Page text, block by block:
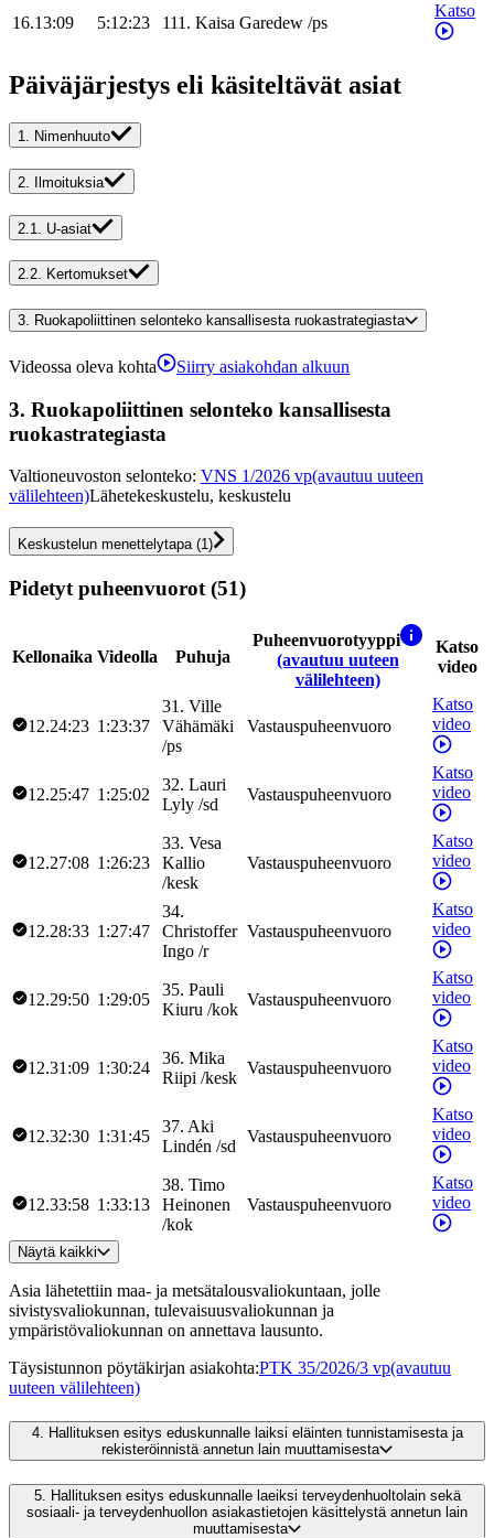
16.13:09 5:12:23 111. Kaisa Garedew /ps
Katso
Päiväjärjestys eli käsiteltävät asiat
1. Nimenhuuto
2. Ilmoituksia
2.1. U-asiat
2.2. Kertomukset
3. Ruokapoliittinen selonteko kansallisesta ruokastrategiasta
Videossa oleva kohta Siirry asiakohdan alkuun
3. Ruokapoliittinen selonteko kansallisesta
ruokastrategiasta
Valtioneuvoston selonteko: VNS 1/2026 vp(avautuu uuteen
välilehteen)Lähetekeskustelu, keskustelu
Keskustelun menettelytapa(1)
Pidetyt puheenvuorot (51)
Kellonaika Videolla Puhuja
Puheenvuorotyyppi
(avautuu uuteen
välilehteen)
Katso
video
12.24:23 1:23:37
31. Ville
Vähämäki
/ps
Vastauspuheenvuoro
Katso
video
12.25:47 1:25:02
32. Lauri
Lyly /sd
Vastauspuheenvuoro
Katso
video
12.27:08 1:26:23
33. Vesa
Kallio
/kesk
Vastauspuheenvuoro
Katso
video
12.28:33 1:27:47
34.
Christoffer
Ingo /r
Vastauspuheenvuoro
Katso
video
12.29:50 1:29:05
35. Pauli
Kiuru /kok
Vastauspuheenvuoro
Katso
video
12.31:09 1:30:24
36. Mika
Riipi /kesk
Vastauspuheenvuoro
Katso
video
12.32:30 1:31:45
37. Aki
Lindén /sd
Vastauspuheenvuoro
Katso
video
12.33:58 1:33:13
38. Timo
Heinonen
/kok
Vastauspuheenvuoro
Katso
video
Näytä kaikki
Asia lähetettiin maa- ja metsätalousvaliokuntaan, jolle
sivistysvaliokunnan, tulevaisuusvaliokunnan ja
ympäristövaliokunnan on annettava lausunto.
Täysistunnon pöytäkirjan asiakohta:PTK 35/2026/3 vp(avautuu
uuteen välilehteen)
4. Hallituksen esitys eduskunnalle laiksi eläinten tunnistamisesta ja
rekisteröinnistä annetun lain muuttamisesta
5.
Hallituksen esitys eduskunnalle laeiksi terveydenhuoltolain sekä
sosiaali- ja terveydenhuollon asiakastietojen käsittelystä annetun lain
muuttamisesta